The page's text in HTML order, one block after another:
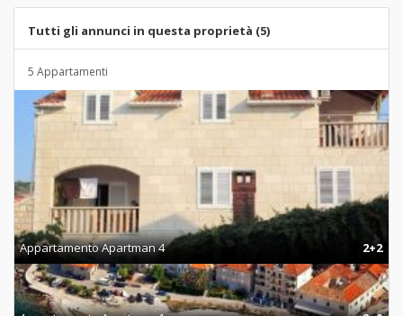
Tutti gli annunci in questa proprietà (5)
5 Appartamenti
Appartamento Apartman 4 2+2